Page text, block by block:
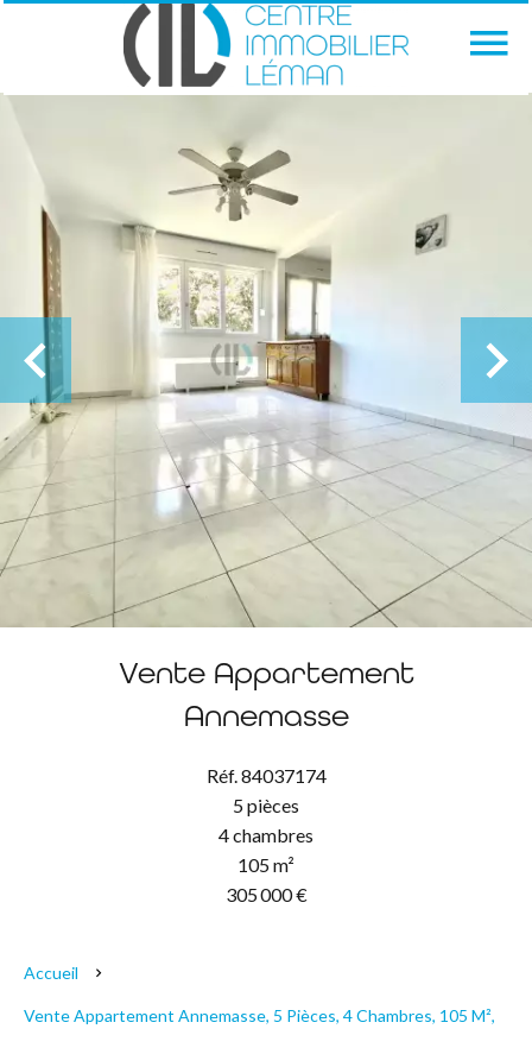
Vente Appartement
Annemasse
Réf. 84037174
5 pièces
4 chambres
105 m²
305 000 €
Accueil
Vente Appartement Annemasse, 5 Pièces, 4 Chambres, 105 M²,